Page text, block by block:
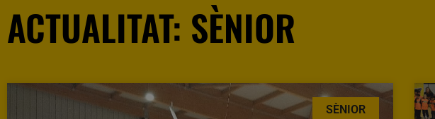
ACTUALITAT: SÈNIOR
SÈNIOR